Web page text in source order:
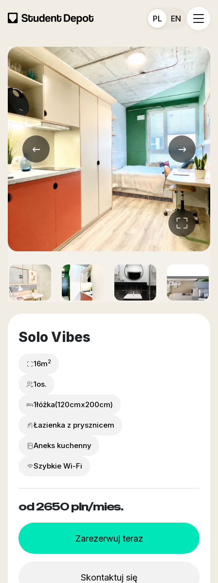
PL EN
Solo Vibes
16m2
1os.
1łóżka(120cmx200cm)
Łazienka z prysznicem
Aneks kuchenny
Szybkie Wi-Fi
od 2650pln/mies.
Zarezerwuj teraz
Skontaktuj się